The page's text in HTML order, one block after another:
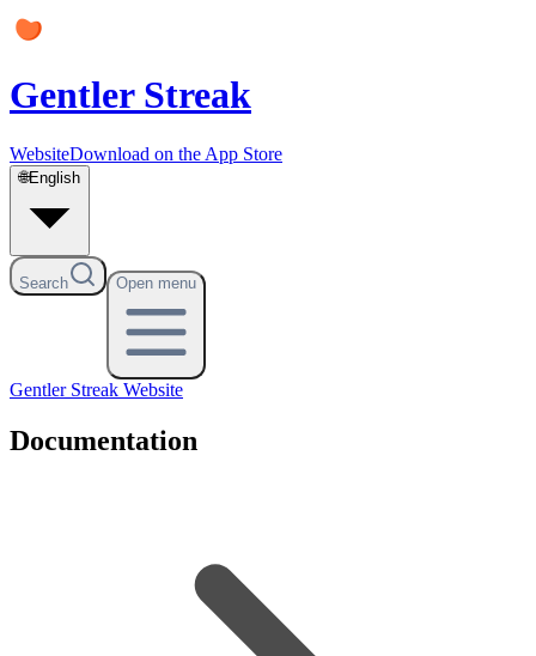
Gentler Streak
WebsiteDownload on the App Store
🌐English
Search Open menu
Gentler Streak Website
Documentation